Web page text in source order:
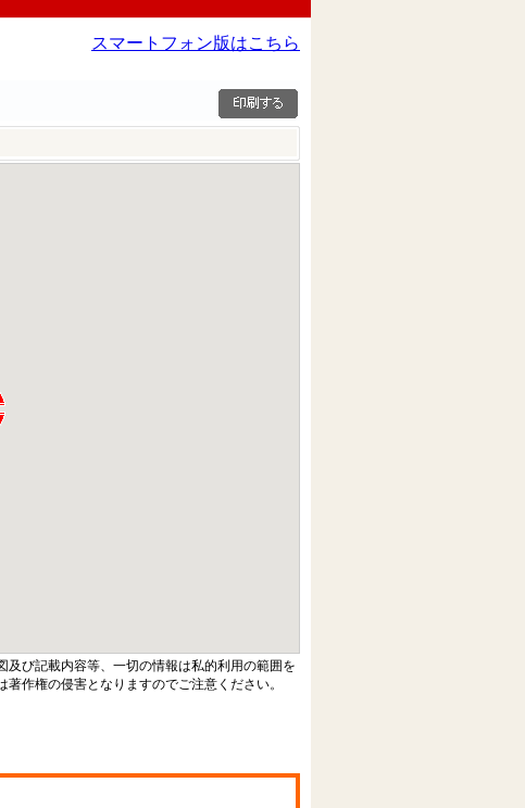
スマートフォン版はこちら
及び記載内容等、一切の情報は私的利用の範囲を
作権の侵害となりますのでご注意ください。